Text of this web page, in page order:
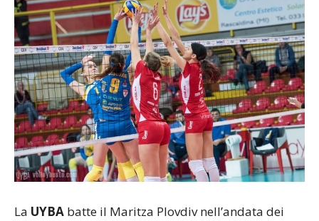
La UYBA batte il Maritza Plovdiv nell’andata dei